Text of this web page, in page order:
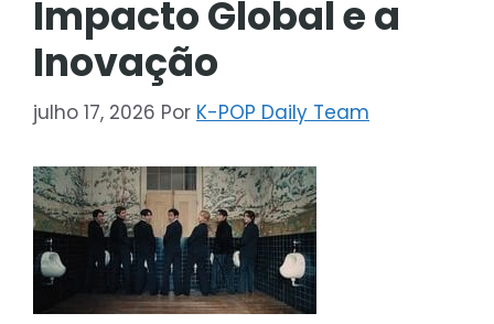
Impacto Global e a
Inovação
julho 17, 2026 Por K-POP Daily Team